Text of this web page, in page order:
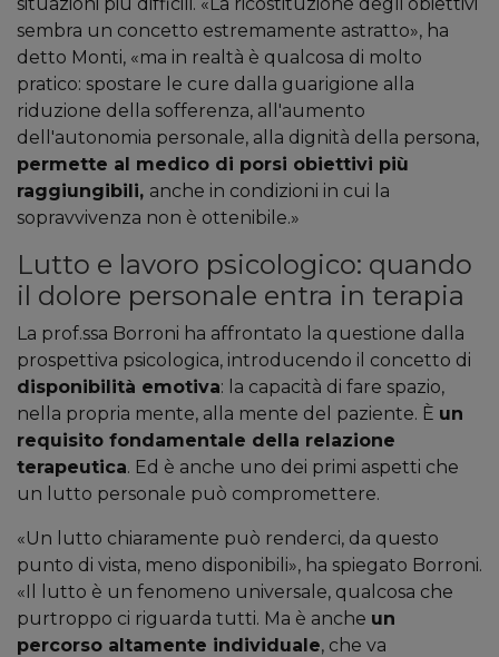
sembra un concetto estremamente astratto», ha
detto Monti, «ma in realtà è qualcosa di molto
pratico: spostare le cure dalla guarigione alla
riduzione della sofferenza, all'aumento
dell'autonomia personale, alla dignità della persona,
permette al medico di porsi obiettivi più
raggiungibili, anche in condizioni in cui la
sopravvivenza non è ottenibile.»
Lutto e lavoro psicologico: quando
il dolore personale entra in terapia
La prof.ssa Borroni ha affrontato la questione dalla
prospettiva psicologica, introducendo il concetto di
disponibilità emotiva: la capacità di fare spazio,
nella propria mente, alla mente del paziente. È un
requisito fondamentale della relazione
terapeutica. Ed è anche uno dei primi aspetti che
un lutto personale può compromettere.
«Un lutto chiaramente può renderci, da questo
punto di vista, meno disponibili», ha spiegato Borroni.
«Il lutto è un fenomeno universale, qualcosa che
purtroppo ci riguarda tutti. Ma è anche un
percorso altamente individuale, che va